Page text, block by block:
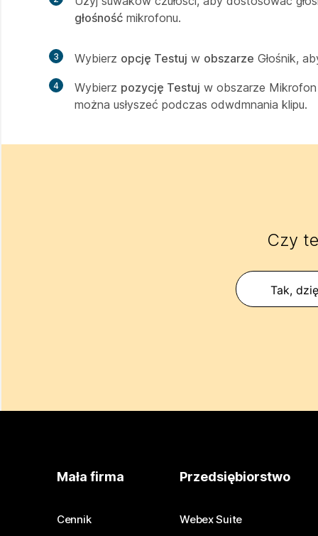
głośność mikrofonu.
3 Wybierz opcję Testuj w obszarze Głośnik,
4 Wybierz pozycję Testuj w obszarze
można usłyszeć podczas odwdmnania klipu.
Czy
Tak,
Mała firma
Cennik
Przedsiębiorstwo
Webex Suite